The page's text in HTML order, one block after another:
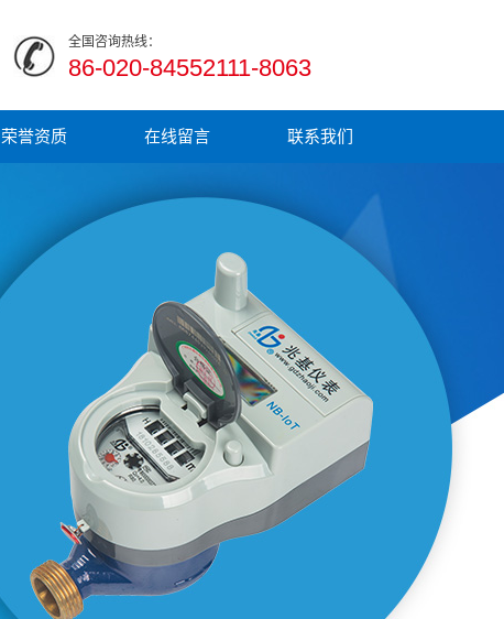
全国咨询热线：
86-020-84552111-8063
荣誉资质 在线留言 联系我们